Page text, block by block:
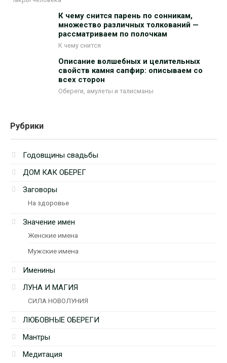
К чему снится парень по сонникам,
множество различных толкований —
рассматриваем по полочкам
К чему снится
Описание волшебных и целительных
свойств камня сапфир: описываем со
всех сторон
Обереги, амулеты и талисманы
Рубрики
Годовщины свадьбы
ДОМ КАК ОБЕРЕГ
Заговоры
На здоровье
Значение имен
Женские имена
Мужские имена
Именины
ЛУНА И МАГИЯ
СИЛА НОВОЛУНИЯ
ЛЮБОВНЫЕ ОБЕРЕГИ
Мантры
Медитация